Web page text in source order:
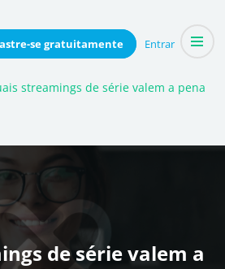
segratuitamente Entrar
para economizar coletivamente
streamings de série valem a pena
de série valem a